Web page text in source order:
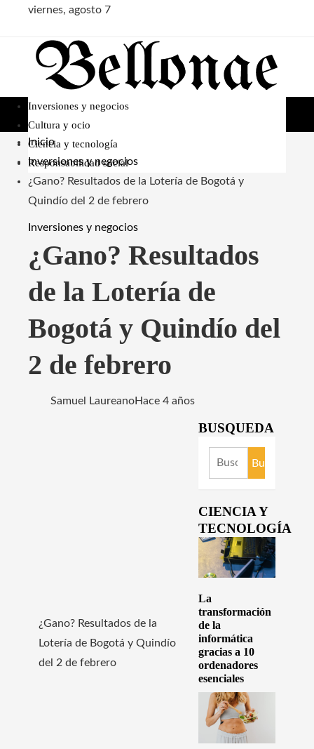
viernes, agosto 7
Inversiones y negocios
Cultura y ocio
Ciencia y tecnología
Responsabilidad social
Inicio
Inversiones y negocios
¿Gano? Resultados de la Lotería de Bogotá y
Quindío del 2 de febrero
Inversiones y negocios
¿Gano? Resultados
de la Lotería de
Bogotá y Quindío del
2 de febrero
Samuel LaureanoHace 4 años
¿Gano? Resultados de la
Lotería de Bogotá y Quindío
del 2 de febrero
BUSQUEDA
Buscar:
CIENCIA Y
TECNOLOGÍA
La
transformación
de la
informática
gracias a 10
ordenadores
esenciales